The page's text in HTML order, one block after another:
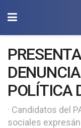
POLÍTICA
· Candidatos del
sociales